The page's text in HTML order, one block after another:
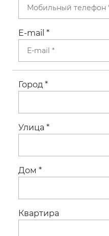
E-mail *
Город *
Улица *
Дом *
Квартира